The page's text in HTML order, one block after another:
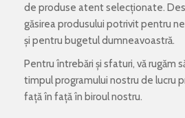
de produse atent selecționate.
găsirea produsului potrivit pentru
și pentru bugetul dumneavoastră.
Pentru întrebări și sfaturi, vă rugăm
timpul programului nostru de lucru
față în față în biroul nostru.